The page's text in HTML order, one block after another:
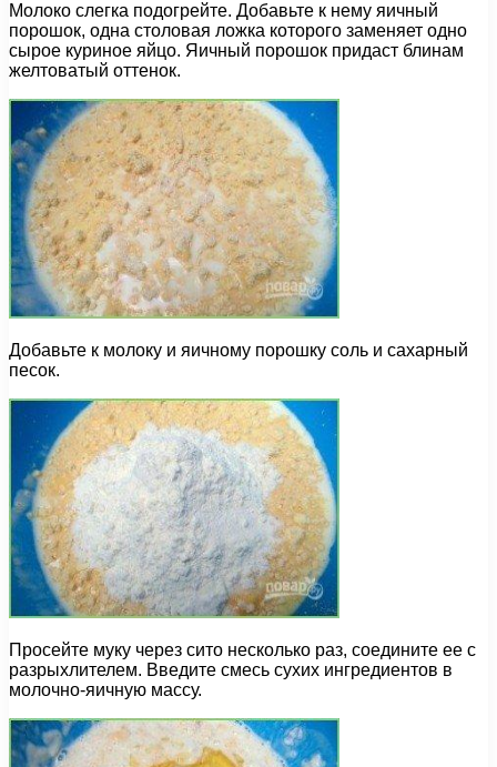
Молоко слегка подогрейте. Добавьте к нему яичный
порошок, одна столовая ложка которого заменяет одно
сырое куриное яйцо. Яичный порошок придаст блинам
желтоватый оттенок.
Добавьте к молоку и яичному порошку соль и сахарный
песок.
Просейте муку через сито несколько раз, соедините ее с
разрыхлителем. Введите смесь сухих ингредиентов в
молочно-яичную массу.